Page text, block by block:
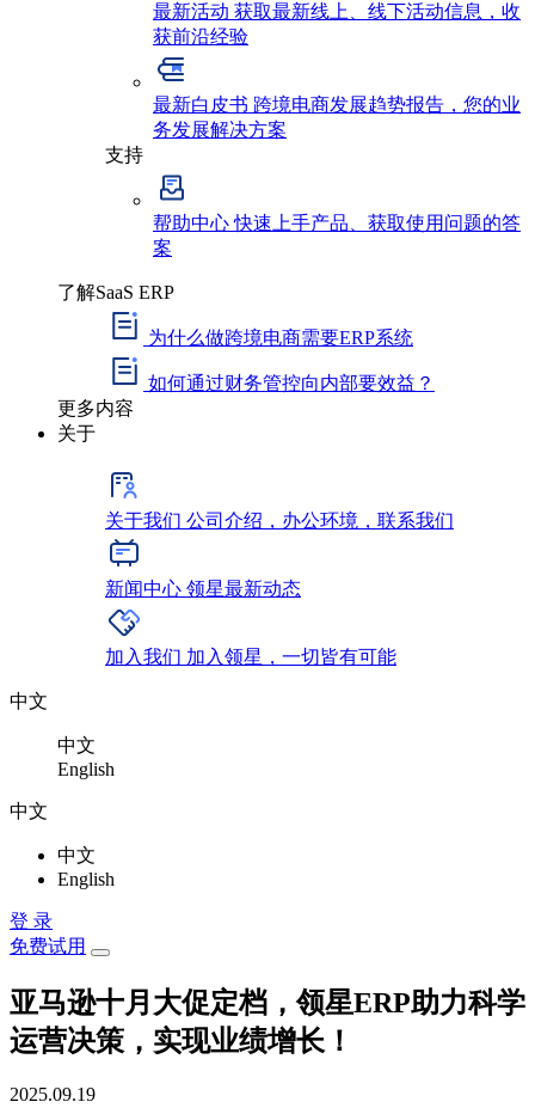
最新活动 获取最新线上、线下活动信息，收
获前沿经验
最新白皮书 跨境电商发展趋势报告，您的业
务发展解决方案
支持
帮助中心快速上手产品、获取使用问题的答
案
了解SaaS ERP
为什么做跨境电商需要ERP系统
如何通过财务管控向内部要效益？
更多内容
关于
关于我们 公司介绍，办公环境，联系我们
新闻中心 领星最新动态
加入我们 加入领星，一切皆有可能
中文
中文
English
中文
中文
English
登 录
免费试用
亚马逊十月大促定档，领星ERP助力科学
运营决策，实现业绩增长！
2025.09.19